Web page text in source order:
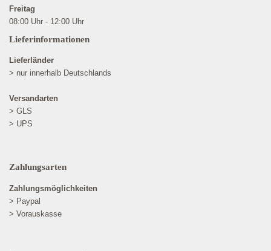
Freitag
08:00 Uhr - 12:00 Uhr
Lieferinformationen
Lieferländer
> nur innerhalb Deutschlands
Versandarten
> GLS
> UPS
Zahlungsarten
Zahlungsmöglichkeiten
> Paypal
> Vorauskasse